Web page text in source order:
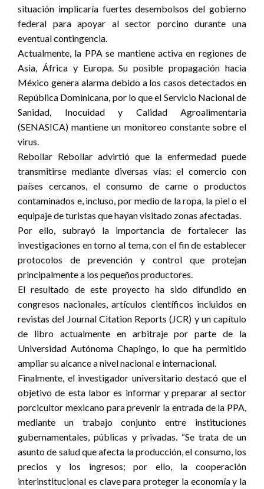
situación implicaría fuertes desembolsos del gobierno
federal para apoyar al sector porcino durante una
eventual contingencia.
Actualmente, la PPA se mantiene activa en regiones de
Asia, África y Europa. Su posible propagación hacia
México genera alarma debido a los casos detectados en
República Dominicana, por lo que el Servicio Nacional de
Sanidad, Inocuidad y Calidad Agroalimentaria
(SENASICA) mantiene un monitoreo constante sobre el
virus.
Rebollar Rebollar advirtió que la enfermedad puede
transmitirse mediante diversas vías: el comercio con
países cercanos, el consumo de carne o productos
contaminados e, incluso, por medio de la ropa, la piel o el
equipaje de turistas que hayan visitado zonas afectadas.
Por ello, subrayó la importancia de fortalecer las
investigaciones en torno al tema, con el fin de establecer
protocolos de prevención y control que protejan
principalmente a los pequeños productores.
El resultado de este proyecto ha sido difundido en
congresos nacionales, artículos científicos incluidos en
revistas del Journal Citation Reports (JCR) y un capítulo
de libro actualmente en arbitraje por parte de la
Universidad Autónoma Chapingo, lo que ha permitido
ampliar su alcance a nivel nacional e internacional.
Finalmente, el investigador universitario destacó que el
objetivo de esta labor es informar y preparar al sector
porcicultor mexicano para prevenir la entrada de la PPA,
mediante un trabajo conjunto entre instituciones
gubernamentales, públicas y privadas. “Se trata de un
asunto de salud que afecta la producción, el consumo, los
precios y los ingresos; por ello, la cooperación
interinstitucional es clave para proteger la economía y la